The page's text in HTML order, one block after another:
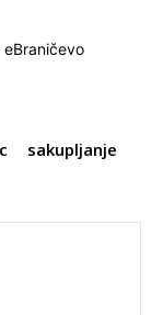
sakupljanje